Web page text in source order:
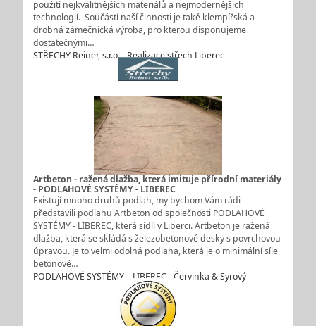
použití nejkvalitnějších materiálů a nejmodernějších
technologií. Součástí naší činnosti je také klempířská a
drobná zámečnická výroba, pro kterou disponujeme
dostatečnými…
STŘECHY Reiner, s.r.o. - Realizace střech Liberec
Artbeton - ražená dlažba, která imituje přírodní materiály
- PODLAHOVÉ SYSTÉMY - LIBEREC
Existují mnoho druhů podlah, my bychom Vám rádi
představili podlahu Artbeton od společnosti PODLAHOVÉ
SYSTÉMY - LIBEREC, která sídlí v Liberci. Artbeton je ražená
dlažba, která se skládá s železobetonové desky s povrchovou
úpravou. Je to velmi odolná podlaha, která je o minimální síle
betonové…
PODLAHOVÉ SYSTÉMY – LIBEREC - Červinka & Syrový